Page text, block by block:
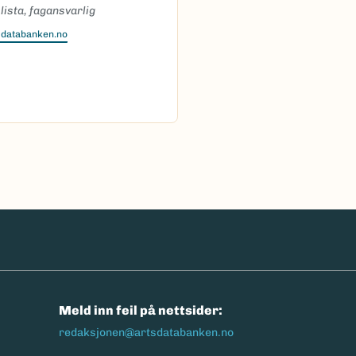
fagansvarlig
Meld inn feil på nettsider:
redaksjonen@artsdatabanken.no